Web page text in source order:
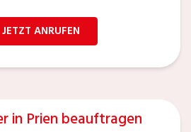
JETZT ANRUFEN
in Prien beauftragen